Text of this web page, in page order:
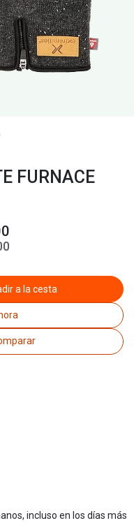
FURNACE
a la cesta
incluso en los días más